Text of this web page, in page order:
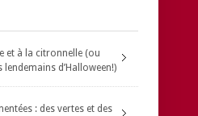
et à la citronnelle (ou
d’Halloween!)
: des vertes et des